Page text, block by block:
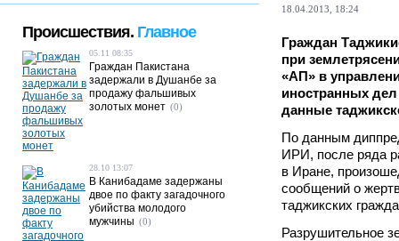
18.04.2013, 18:24
Граждан
при
«АП» в
иностранных
данные
По данным
ИРИ, после ряда
в Иране,
сообщений о
таджикских
Разрушительное
Происшествия. Главное
05.11 08:35
Граждан Пакистана
задержали в Душанбе за
продажу фальшивых
золотых монет (0)
28.10 13:07
В Канибадаме задержаны
двое по факту загадочного
убийства молодого
мужчины (0)